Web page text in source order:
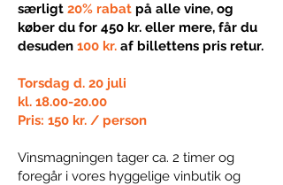
særligt 20% rabat på alle vine, og
køber du for 450 kr. eller mere, får du
desuden 100 kr. af billettens pris retur.
Torsdag d. 20 juli
kl. 18.00-20.00
Pris: 150 kr. / person
Vinsmagningen tager ca. 2 timer og
foregår i vores hyggelige vinbutik og